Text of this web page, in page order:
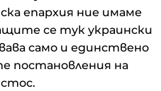
епархия ние имаме
се тук украински
само и единствено
постановления на